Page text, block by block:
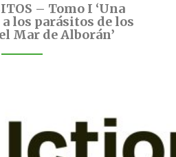
– Tomo I ‘Una
los parásitos de los
Mar de Alborán’